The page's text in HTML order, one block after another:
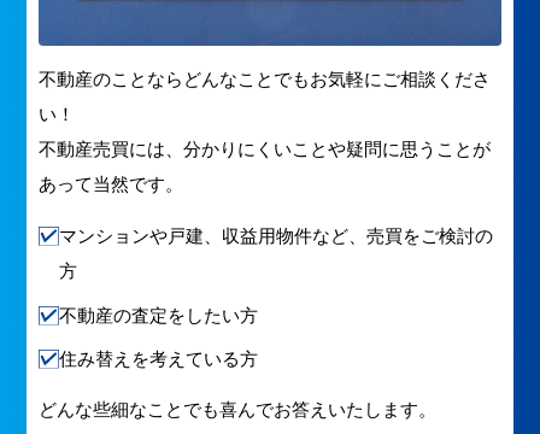
不動産のことならどんなことでもお気軽にご相談くださ
い！
不動産売買には、分かりにくいことや疑問に思うことが
あって当然です。
マンションや戸建、収益用物件など、売買をご検討の
方
不動産の査定をしたい方
住み替えを考えている方
どんな些細なことでも喜んでお答えいたします。